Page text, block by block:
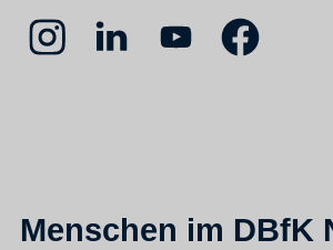
Menschen im DBfK